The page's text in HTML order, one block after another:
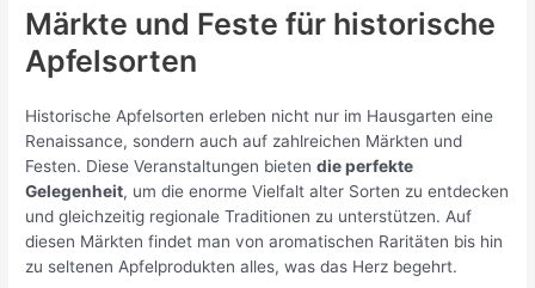
Märkte und Feste für historische
Apfelsorten
Historische Apfelsorten erleben nicht nur im Hausgarten eine
Renaissance, sondern auch auf zahlreichen Märkten und
Festen. Diese Veranstaltungen bietendie perfekte
Gelegenheit, um die enorme Vielfalt alter Sorten zu entdecken
und gleichzeitig regionale Traditionen zu unterstützen. Auf
diesen Märkten findet man von aromatischen Raritäten bis hin
zu seltenen Apfelprodukten alles, was das Herz begehrt.